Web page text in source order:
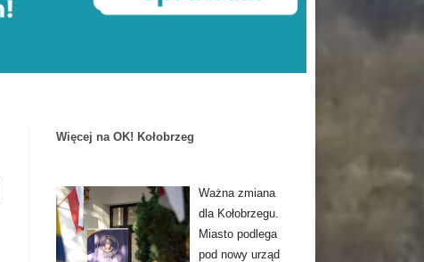
Więcej na OK! Kołobrzeg
Ważna zmiana
dla Kołobrzegu.
Miasto podlega
pod nowy urząd